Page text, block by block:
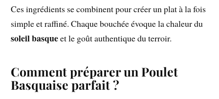
Ces ingrédients se combinent pour créer un plat à la fois
simple et raffiné. Chaque bouchée évoque la chaleur du
soleil basqueet le goût authentique du terroir.
Comment préparer un Poulet
Basquaise parfait ?